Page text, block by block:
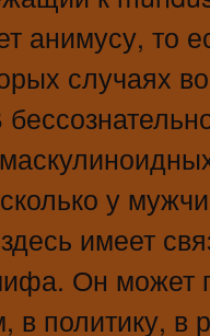
анимусу, то
случаях
у
имеет
Он может
в политику,